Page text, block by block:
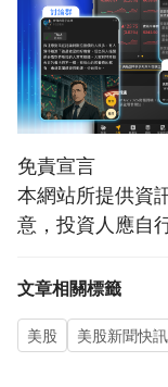
免責宣言
本網站所提供資
意，投資人應自
文章相關標籤
美股 美股新聞快訊